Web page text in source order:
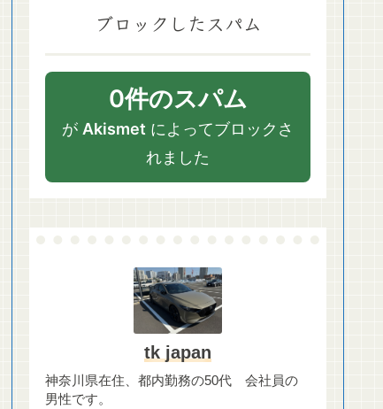
ブロックしたスパム
0件のスパム
が Akismet によってブロックさ
れました
tk japan
神奈川県在住、都内勤務の50代 会社員の
男性です。